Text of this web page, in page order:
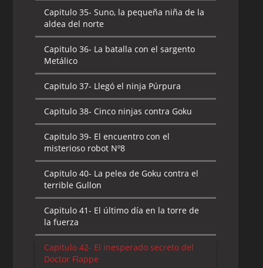
Capitulo 35- Suno, la pequeña niña de la
aldea del norte
Capitulo 36- La batalla con el sargento
Metálico
Capitulo 37- Llegó el ninja Púrpura
Capitulo 38- Cinco ninjas contra Goku
Capitulo 39- El encuentro con el
misterioso robot Nº8
Capitulo 40- La pelea de Goku contra el
terrible Gullon
Capitulo 41- El último día en la torre de
la fuerza
Capitulo 42- El inesperado secreto del
Doctor Flappe